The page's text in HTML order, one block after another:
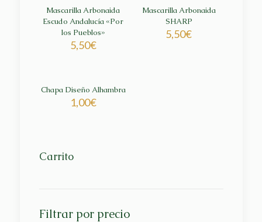
Mascarilla Arbonaida
Escudo Andalucía «Por
los Pueblos»
5,50€
Mascarilla Arbonaida
SHARP
5,50€
Chapa Diseño Alhambra
1,00€
Carrito
Filtrar por precio